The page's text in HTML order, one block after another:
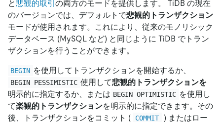
と悲観的取引の両方のモードを提供します。 TiDB の現在
のバージョンでは、デフォルトで悲観的トランザクション
モードが使用されます。これにより、従来のモノリシック
データベース (MySQL など) と同じように TiDB でトラン
ザクションを行うことができます。
BEGIN を使用してトランザクションを開始するか、
BEGIN PESSIMISTIC 使用して悲観的トランザクションを
明示的に指定するか、または BEGIN OPTIMISTIC を使用し
て楽観的トランザクションを明示的に指定できます。その
後、トランザクションをコミット (
COMMIT ) またはロー